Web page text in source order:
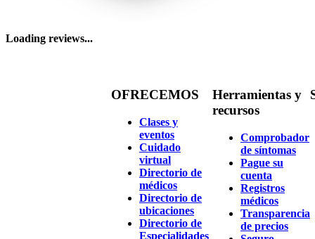
Loading reviews...
OFRECEMOS
Clases y
eventos
Cuidado
virtual
Directorio de
médicos
Directorio de
ubicaciones
Directorio de
Especialidades
Herramientas y
recursos
Comprobador
de síntomas
Pague su
cuenta
Registros
médicos
Transparencia
de precios